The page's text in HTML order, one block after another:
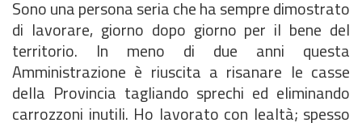
Sono una persona seria che ha sempre dimostrato
di lavorare, giorno dopo giorno per il bene del
territorio. In meno di due anni questa
Amministrazione è riuscita a risanare le casse
della Provincia tagliando sprechi ed eliminando
carrozzoni inutili. Ho lavorato con lealtà; spesso